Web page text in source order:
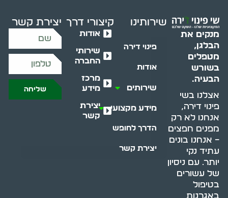
מנקים את
הבלגן,
מטפלים
בשורש
הבעיה.
אצלנו בשי
פינוי דירה,
אנחנו לא רק
מפנים חפצים
– אנחנו בונים
עתיד נקי
יותר. עם ניסיון
של עשורים
בטיפול
באגרנות
שירותינו
פינוי דירה
אודות
שירותים
מידע מקצועי
הדרך לחופש
יצירת קשר
קיצורי דרך
אודות
שירותי
החברה
מרכז
מידע
יצירת
קשר
יצירת קשר
שליחה